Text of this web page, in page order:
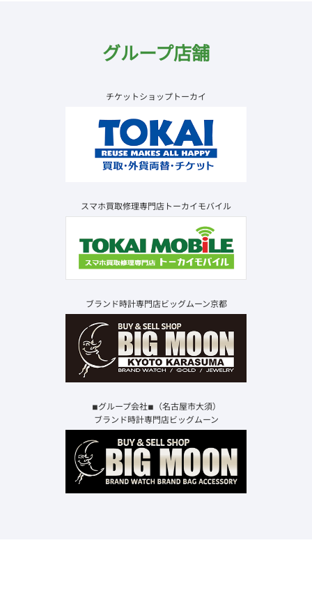
グループ店舗
チケットショップトーカイ
スマホ買取修理専門店トーカイモバイル
ブランド時計専門店ビッグムーン京都
◾︎グループ会社◾︎（名古屋市大須）
ブランド時計専門店ビッグムーン